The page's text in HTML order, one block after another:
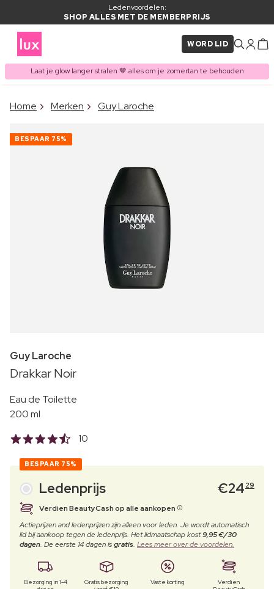
Ledenvoordelen:
SHOP ALLES MET DE MEMBERPRIJS
WORD LID
Laat je glow langer stralen 🤎 alles om je zomertan te behouden
ITEM TOEGEVOEGD AAN
Vaak samen gekocht met
Home Merken Guy Laroche
BESPAAR 75%
Guy Laroche
Drakkar Noir
Eau de Toilette
200 ml
10
BESPAAR 75%
Ledenprijs €24 29
Verdien BeautyCash op alle aankopen
Actieprijzen and ledenprijzen zijn alleen voor leden. Je wordt automatisch
lid bij aankoop tegen de ledenprijs. Het lidmaatschap kost9,95 €/30
dagen. De eerste 14 dagen isgratis. Lees meer over de voordelen.
Bezorging in 1-4
Gratis bezorging
Vaste korting
Verdien